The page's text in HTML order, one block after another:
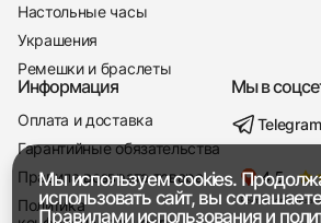
+7 916
Мы насвязи 08:00 —
Настольные часы
Украшения
Ремешки и браслеты
Информация
Оплата и доставка
Гарантийные обязательства
Правила возврата товара
Политика
Мы в
Telegram
Мы используем cookies.
использовать сайт, вы
Правилами использованияи